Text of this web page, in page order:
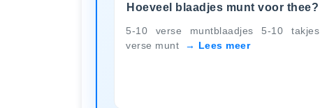
Hoeveel blaadjes munt voor thee?
5-10 verse muntblaadjes 5-10 takjes
verse munt
Lees meer